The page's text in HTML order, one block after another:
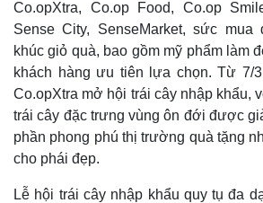
Co.opXtra, Co.op Food, Co.op
Sense City, SenseMarket, sức mua
khúc giỏ quà, bao gồm mỹ phẩm làm
khách hàng ưu tiên lựa chọn. Từ 7/3
Co.opXtra mở hội trái cây nhập khẩu,
trái cây đặc trưng vùng ôn đới được
phần phong phú thị trường quà tặng
cho phái đẹp.
Lễ hội trái cây nhập khẩu quy tụ đa